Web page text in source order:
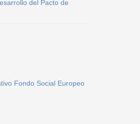
del Pacto de
Fondo Social Europeo